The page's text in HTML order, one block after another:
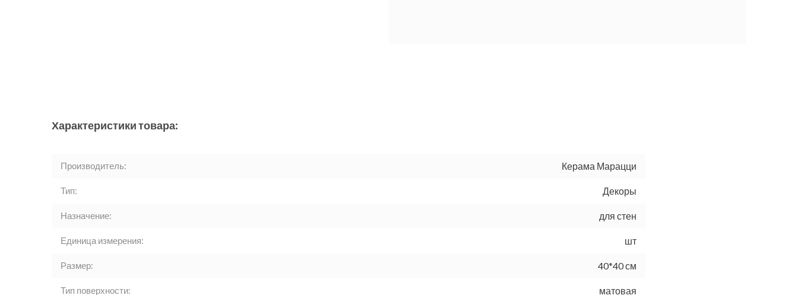
Характеристики товара:
Производитель: Керама Марацци
Тип: Декоры
Назначение: для стен
Единица измерения: шт
Размер: 40*40 см
Тип поверхности: матовая